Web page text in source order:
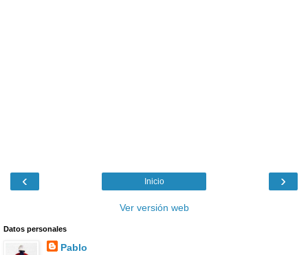
‹ ›
Inicio
Ver versión web
Datos personales
Pablo